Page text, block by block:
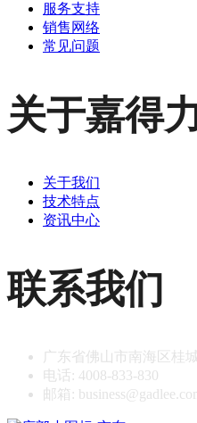
服务支持
销售网络
常见问题
关于嘉得
关于我们
技术特点
资讯中心
联系我们
广东省佛山市南海区桂
电话: 4008-833-830
邮箱: